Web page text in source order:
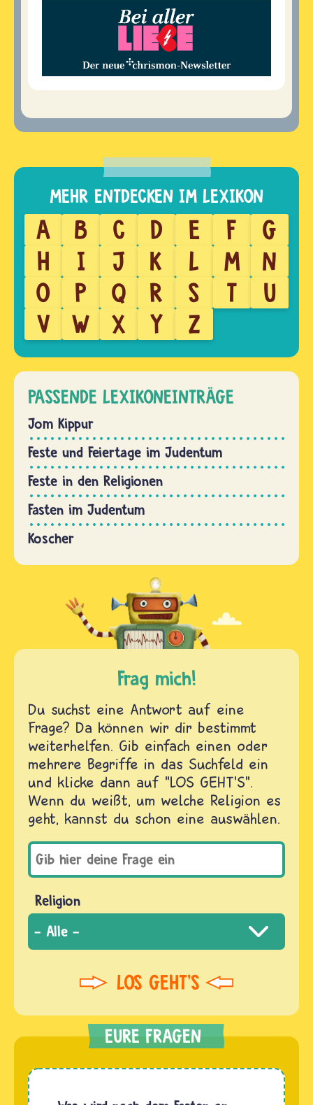
A B C D E F
G
H
I J K L M
N
O
P Q R S T
U
V
W X Y Z
PASSENDE LEXIKONEINTRÄGE
Jom Kippur
Feste und Feiertage im Judentum
Feste in den Religionen
Fasten im Judentum
Koscher
Frag mich!
Du suchst eine Antwort auf eine
Frage? Da können wir dir bestimmt
weiterhelfen. Gib einfach einen oder
mehrere Begriffe in das Suchfeld ein
und klicke dann auf "LOS GEHT'S".
Wenn du weißt, um welche Religion es
geht, kannst du schon eine auswählen.
Religion